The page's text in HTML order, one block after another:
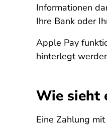
Informationen
Ihre Bank oder
Apple Pay
hinterlegt
Wie sieht
Eine Zahlung